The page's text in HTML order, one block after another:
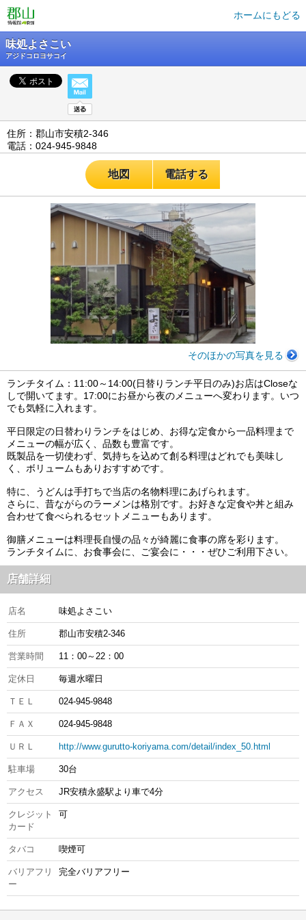
ホームにもどる
味処よさこい
アジドコロヨサコイ
住所：郡山市安積2-346
電話：024-945-9848
地図 電話する
そのほかの写真を見る
ランチタイム：11:00～14:00(日替りランチ平日のみ)お店はCloseな
しで開いてます。17:00にお昼から夜のメニューへ変わります。いつ
でも気軽に入れます。
平日限定の日替わりランチをはじめ、お得な定食から一品料理まで
メニューの幅が広く、品数も豊富です。
既製品を一切使わず、気持ちを込めて創る料理はどれでも美味し
く、ボリュームもありおすすめです。
特に、うどんは手打ちで当店の名物料理にあげられます。
さらに、昔ながらのラーメンは格別です。お好きな定食や丼と組み
合わせて食べられるセットメニューもあります。
御膳メニューは料理長自慢の品々が綺麗に食事の席を彩ります。
ランチタイムに、お食事会に、ご宴会に・・・ぜひご利用下さい。
店舗詳細
店名 味処よさこい
住所 郡山市安積2-346
営業時間 11：00～22：00
定休日 毎週水曜日
ＴＥＬ 024-945-9848
ＦＡＸ 024-945-9848
ＵＲＬ http://www.gurutto-koriyama.com/detail/index_50.html
駐車場 30台
アクセス JR安積永盛駅より車で4分
クレジット
カード
可
タバコ 喫煙可
バリアフリ
ー
完全バリアフリー